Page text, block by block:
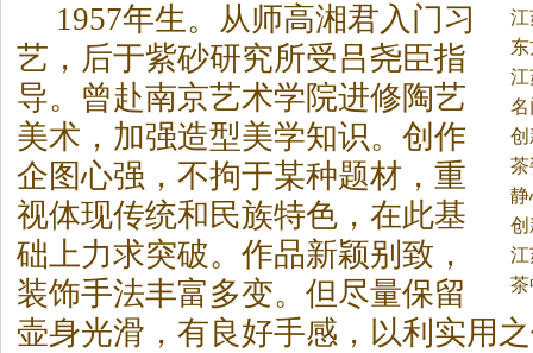
张
陶
和
陶
家
和
名
1957年生。 从师高湘君入门习
艺，后于紫砂研究所受吕尧臣指
导。曾赴南京艺术学院进修陶艺
美术，加强造型美学知识。创作
企图心强，不拘于某种题材，重
视体现传统和民族特色，在此基
础上力求突破。作品新颖别致，
装饰手法丰富多变。但尽量保留
壶身光滑，有良好手感，以利实用